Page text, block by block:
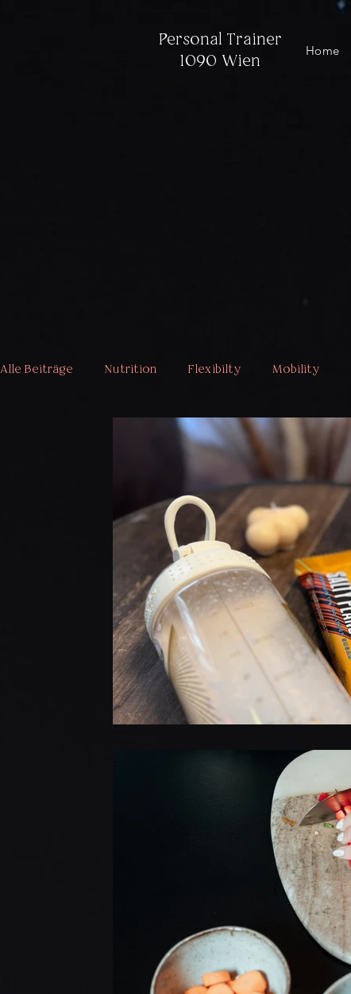
Personal Trainer
1090 Wien
Home
Alle Beiträge Nutrition Flexibilty Mobility